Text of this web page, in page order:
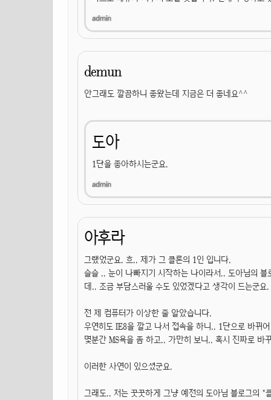
demun
안그래도 깔끔하니 좋왔는데 지금은 더 좋네요^^
도아
1단을 좋아하시는군요.
아후라
그랬었군요. 흐.. 제가 그 클론의 1인 입니다.
슬슬 .. 눈이 나빠지기 시작하는 나이라서.. 도아님의
데.. 조금 부담스러울 수도 있었겠다고 생각이 드는군
전 제 컴퓨터가 이상한 줄 알았습니다.
우연히도 IE8을 깔고 나서 접속을 하니.. 1단으로 바뀌
몇분간 MS욕을 좀 하고.. 가만히 보니.. 혹시 진짜로 바
이러한 사연이 있으셨군요.
그래도.. 저는 꿋꿋하게 그냥 예전의 도아님 블로그의